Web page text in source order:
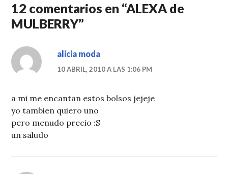
12 comentarios en “ALEXA de
MULBERRY”
alicia moda
10 ABRIL, 2010 A LAS 1:06 PM
a mi me encantan estos bolsos jejeje
yo tambien quiero uno
pero menudo precio :S
un saludo